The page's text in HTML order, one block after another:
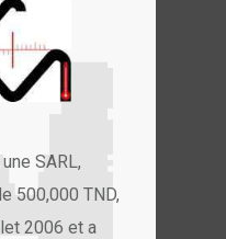
SARL,
500,000 TND,
2006 et a